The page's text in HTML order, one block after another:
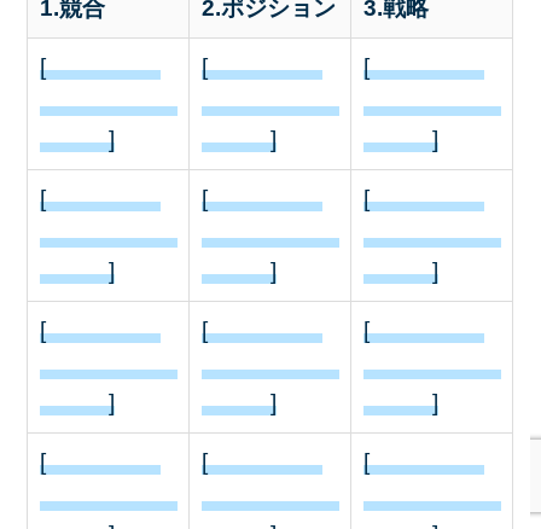
1.競合 2.ポジション 3.戦略
[
]
[
]
[
]
[
]
[
]
[
]
[
]
[
]
[
]
[ [ [